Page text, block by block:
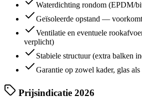
Waterdichting rondom (EPDM/
Geïsoleerde opstand —
Ventilatie en eventuele
verplicht)
Stabiele structuur (extra balken
Garantie op zowel kader, glas als
Prijsindicatie 2026